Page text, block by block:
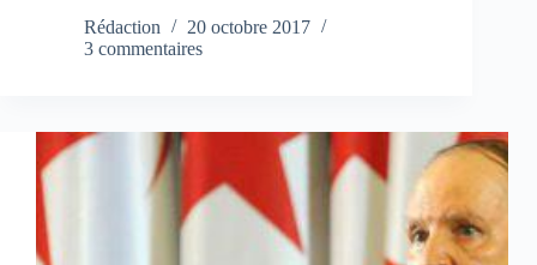
Rédaction
20 octobre 2017
3 commentaires